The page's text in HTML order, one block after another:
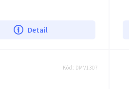
Detail
Kód: DMV1307